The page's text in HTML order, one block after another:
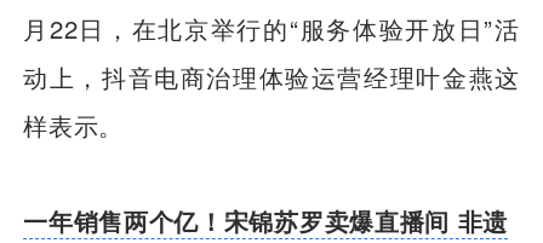
月22日，在北京举行的“服务体验开放日”活
动上，抖音电商治理体验运营经理叶金燕这
样表示。
一年销售两个亿！宋锦苏罗卖爆直播间 非遗